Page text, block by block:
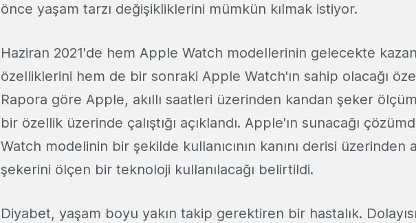
önce yaşam tarzı değişikliklerini mümkün kılmak istiyor.
Haziran 2021'de hem Apple Watch modellerinin gelecekte
özelliklerini hem de bir sonraki Apple Watch'ın sahip olacağı
Rapora göre Apple, akıllı saatleri üzerinden kandan şeker
bir özellik üzerinde çalıştığı açıklandı. Apple'ın sunacağı
Watch modelinin bir şekilde kullanıcının kanını derisi üzerinden
şekerini ölçen bir teknoloji kullanılacağı belirtildi.
Diyabet, yaşam boyu yakın takip gerektiren bir hastalık.